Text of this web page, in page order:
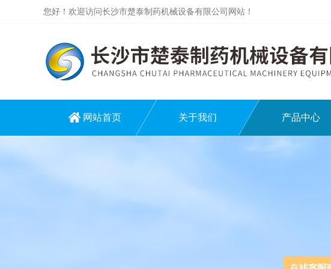
您好！欢迎访问长沙市楚泰制药机械设备有限公司网站！
网站首页 关于我们 产品中心